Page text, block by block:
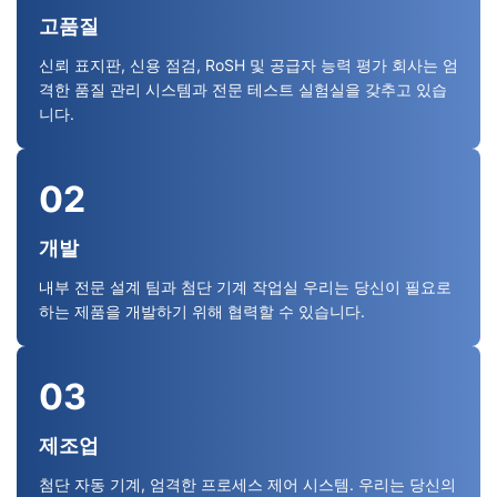
고품질
신뢰 표지판, 신용 점검, RoSH 및 공급자 능력 평가 회사는 엄
격한 품질 관리 시스템과 전문 테스트 실험실을 갖추고 있습
니다.
02
개발
내부 전문 설계 팀과 첨단 기계 작업실 우리는 당신이 필요로
하는 제품을 개발하기 위해 협력할 수 있습니다.
03
제조업
첨단 자동 기계, 엄격한 프로세스 제어 시스템. 우리는 당신의